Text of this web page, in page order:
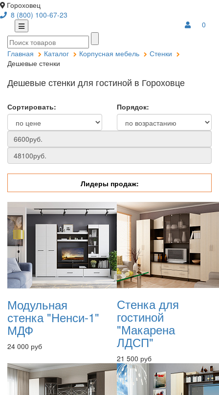
Гороховец
8 (800) 100-67-23
0
Главная Каталог Корпусная мебель
Стенки
Дешевые стенки
Дешевые стенки для гостиной в Гороховце
Сортировать: Порядок:
Лидеры продаж:
Модульная
стенка "Ненси-1"
МДФ
24 000 руб
Стенка для
гостиной
"Макарена
ЛДСП"
21 500 руб